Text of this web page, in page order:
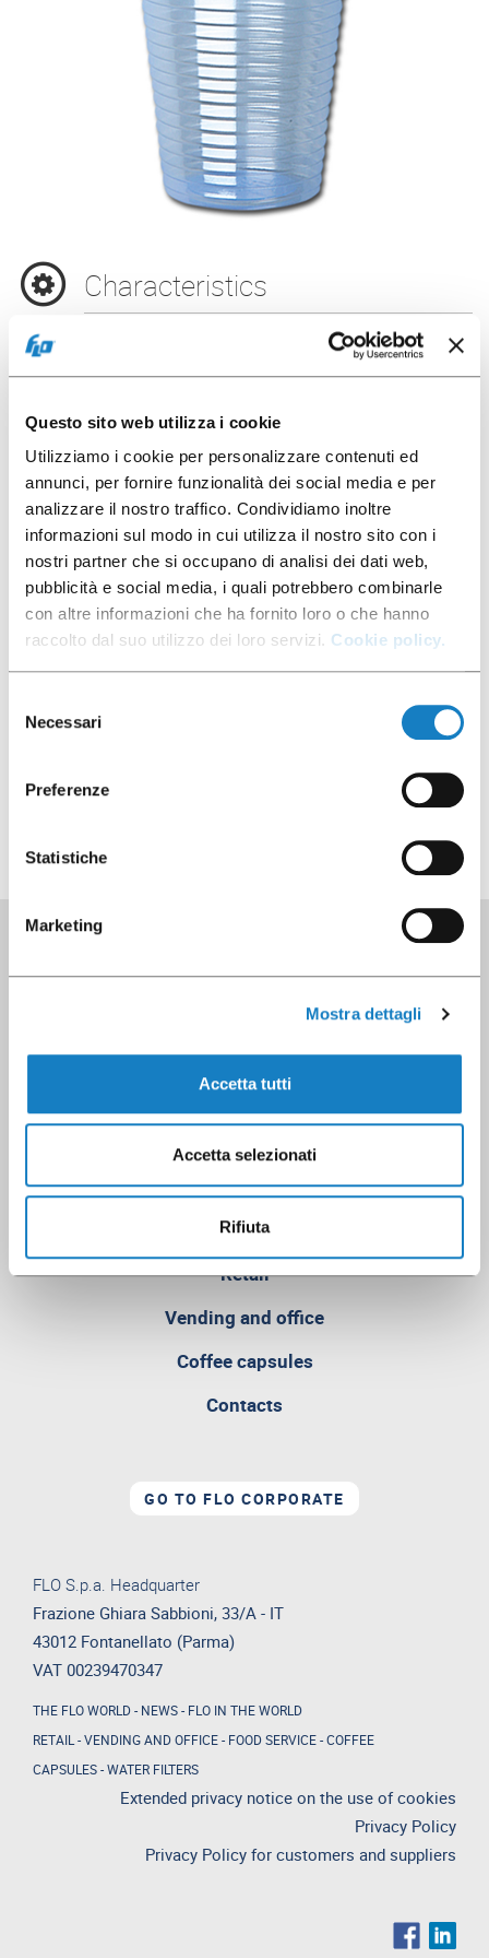
Questo sito web utilizza i cookie
Utilizziamo i cookie per personalizzare contenuti ed
annunci, per fornire funzionalità dei social media e per
analizzare il nostro traffico. Condividiamo inoltre
informazioni sul modo in cui utilizza il nostro sito con i
nostri partner che si occupano di analisi dei dati web,
pubblicità e social media, i quali potrebbero combinarle
con altre informazioni che ha fornito loro o che hanno
raccolto dal suo utilizzo dei loro servizi. Cookie policy.
delNecessari
Preferenze
Statistiche
Marketing
Mostra dettagli
Accetta tutti
Accetta selezionati
Rifiuta
Characteristics
Code
001104767
20 cl
70,3 mm
Material
PP - Polypropylene
Pcs/sleeve
50
Pcs/box
1500
Download picture
Product data
Retail
Vending and officepagina
Coffee capsules
Contacts
GO TO FLO CORPORATE
FLO S.p.a. Headquarter
Frazione Ghiara Sabbioni, 33/A - IT
43012 Fontanellato (Parma)
VAT 00239470347
THE FLO WORLD- NEWS- FLO IN THE WORLD
RETAIL -VENDING AND OFFICE- FOOD SERVICE-COFFEE
CAPSULES-WATER FILTERS
Extended privacy notice on the use of cookies
Privacy Policy
Privacy Policy for customers and suppliers